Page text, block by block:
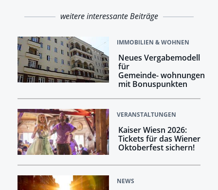
weitere interessante Beiträge
IMMOBILIEN & WOHNEN
Neues Vergabemodell
für
Gemeinde- wohnungen
mit Bonuspunkten
VERANSTALTUNGEN
Kaiser Wiesn 2026:
Tickets für das Wiener
Oktoberfest sichern!
NEWS